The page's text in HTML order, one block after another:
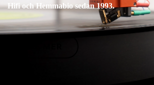
Hifi och Hemmabio sedan 1993.